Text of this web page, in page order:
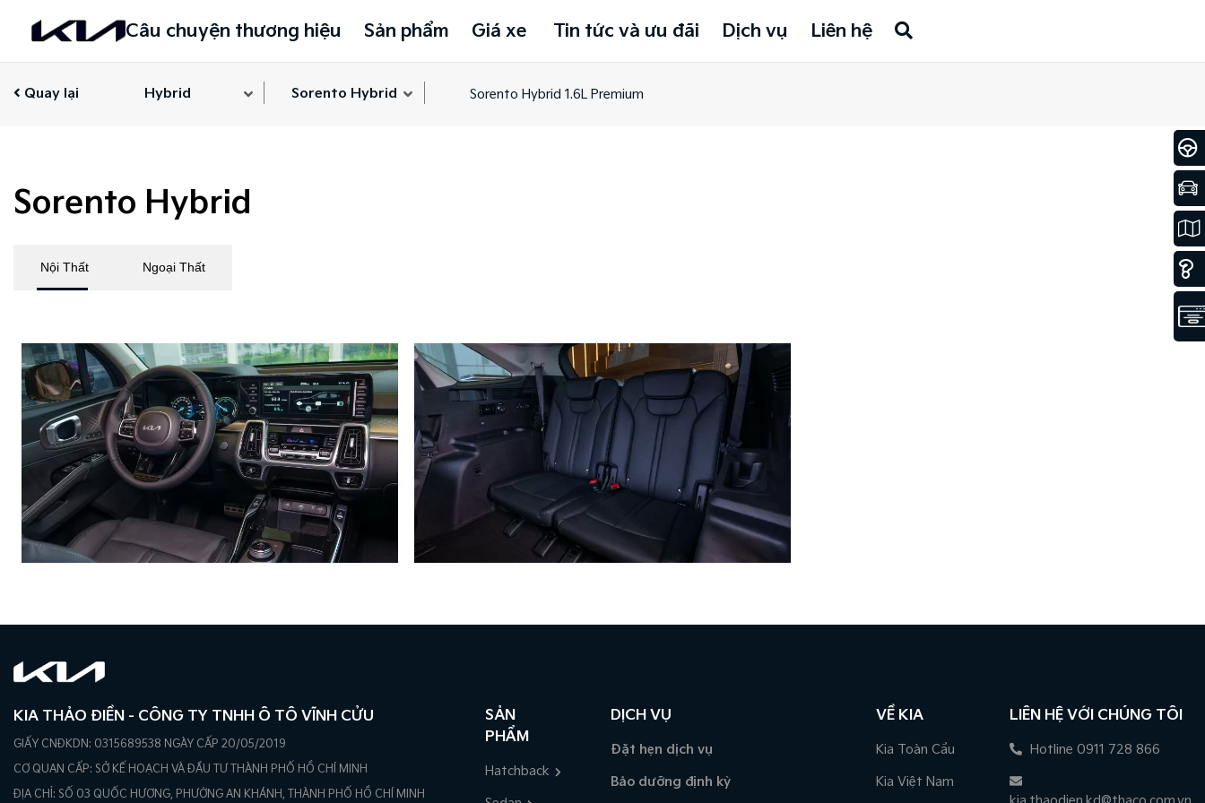
Câu chuyện thương hiệu Sản phẩm Giá xe Tin tức và ưu đãi Dịch vụ Liên hệ
Quay lại Hybrid Sorento Hybrid Sorento Hybrid 1.6L Premium
Sorento Hybrid
Nội Thất Ngoại Thất
KIA THẢO ĐIỀN - CÔNG TY TNHH Ô TÔ VĨNH CỬU
GIẤY CNĐKDN: 0315689538 NGÀY CẤP 20/05/2019
CƠ QUAN CẤP: SỞ KẾ HOẠCH VÀ ĐẦU TƯ THÀNH PHỐ HỒ CHÍ MINH
ĐỊA CHỈ: SỐ 03 QUỐC HƯƠNG, PHƯỜNG AN KHÁNH, THÀNH PHỐ HỒ CHÍ MINH
SẢN
PHẨM
Hatchback
DỊCH VỤ
Đặt hẹn dịch vụ
Bảo dưỡng định kỳ
VỀ KIA
Kia Toàn Cầu
Kia Việt Nam
LIÊN HỆ VỚI CHÚNG TÔI
Hotline 0911 728 866